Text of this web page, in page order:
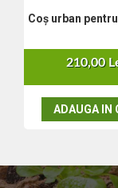
Polizor unghiular
Telemetru
Generatoare curent
Freze electrice
Rindele electrice
Mașini electrice de
Coș urban
210,00
ADAUGA IN